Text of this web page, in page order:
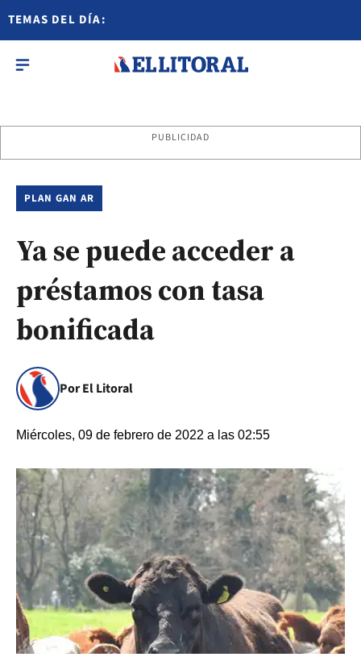
TEMAS DEL DÍA:
PUBLICIDAD
PLAN GAN AR
Ya se puede acceder a
préstamos con tasa
bonificada
Por El Litoral
Miércoles, 09 de febrero de 2022 a las 02:55